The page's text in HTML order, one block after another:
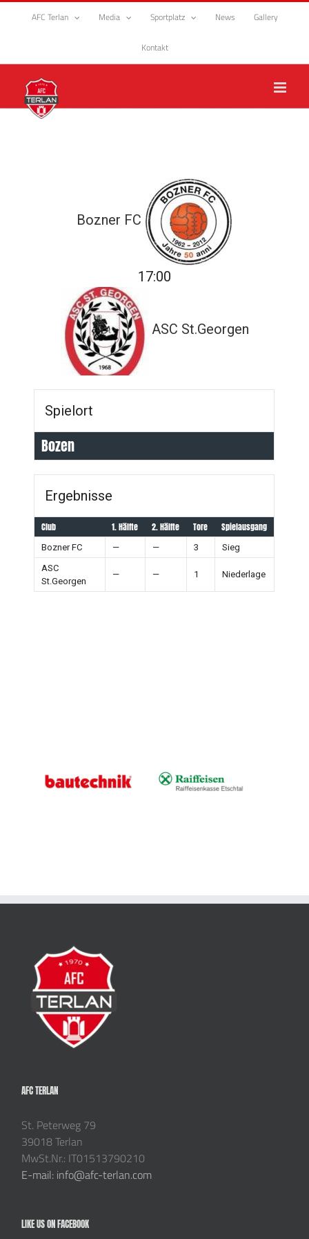
Zum
AFC Terlan Media Sportplatz News Gallery
Kontakt
Bozner FC
17:00
ASC St.Georgen
Spielort
Bozen
Ergebnisse
Club 1. Hälfte 2. Hälfte Tore Spielausgang
Bozner FC — — 3
Sieg
ASC
St.Georgen
— — 1 Niederlage
AFC TERLAN
St. Peterweg 79
39018 Terlan
MwSt.Nr.: IT01513790210
E-mail: info@afc-terlan.com
LIKE US ON FACEBOOK